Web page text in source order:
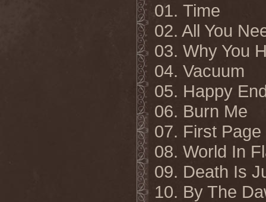
01. Time
02. All You
03. Why You
04. Vacuum
05. Happy
06. Burn Me
07. First
08. World In
09. Death Is
10. By The